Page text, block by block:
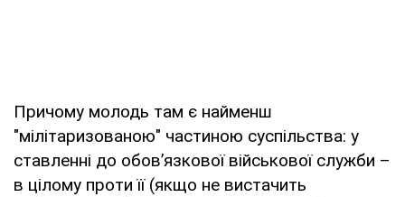
Причому молодь там є найменш
"мілітаризованою" частиною суспільства: у
ставленні до обов’язкової військової служби –
в цілому проти її (якщо не вистачить